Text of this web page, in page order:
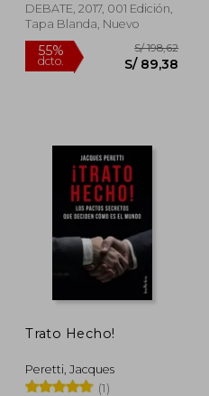
DEBATE, 2017, 001 Edición,
Tapa Blanda, Nuevo
55%
Trato Hecho!
Peretti, Jacques
(1)